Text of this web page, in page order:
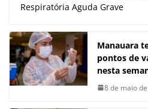
Respiratória Aguda Grave
Manauara
pontos de
nesta
8 de maio